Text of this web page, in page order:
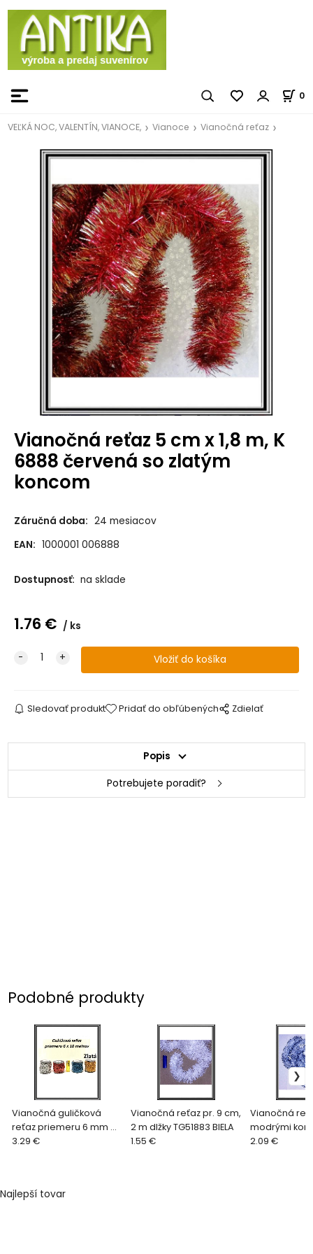
0
VEĽKÁ NOC, VALENTÍN, VIANOCE, Vianoce Vianočná reťaz
Vianočná reťaz 5 cm x 1,8 m, K
6888 červená so zlatým
koncom
Záručná doba: 24 mesiacov
EAN: 1000001 006888
Dostupnosť: na sklade
1.76 € ks
Sledovať produkt Pridať do obľúbených Zdielať
Popis
Potrebujete poradiť?
Podobné produkty
Vianočná guličková
reťaz priemeru 6 mm a
10 m, č TG5103-5 Zlatá,
3.29 €
Vianočná reťaz pr. 9 cm,
2 m dlžky TG51883 BIELA
1.55 €
Vianočná
modrými
2,8 m,
2.09 €
Najlepší tovar